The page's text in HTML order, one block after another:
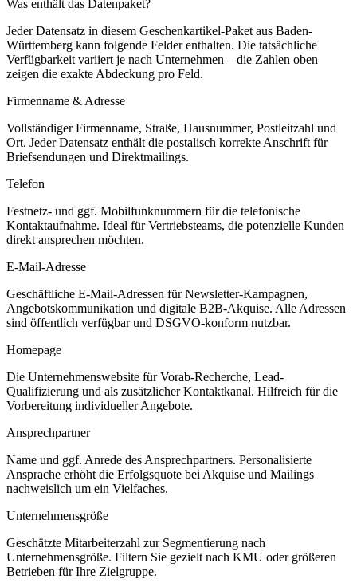
Was enthält das Datenpaket?
Jeder Datensatz in diesem Geschenkartikel-Paket aus Baden-
Württemberg kann folgende Felder enthalten. Die tatsächliche
Verfügbarkeit variiert je nach Unternehmen – die Zahlen oben
zeigen die exakte Abdeckung pro Feld.
Firmenname & Adresse
Vollständiger Firmenname, Straße, Hausnummer, Postleitzahl und
Ort. Jeder Datensatz enthält die postalisch korrekte Anschrift für
Briefsendungen und Direktmailings.
Telefon
Festnetz- und ggf. Mobilfunknummern für die telefonische
Kontaktaufnahme. Ideal für Vertriebsteams, die potenzielle Kunden
direkt ansprechen möchten.
E-Mail-Adresse
Geschäftliche E-Mail-Adressen für Newsletter-Kampagnen,
Angebotskommunikation und digitale B2B-Akquise. Alle Adressen
sind öffentlich verfügbar und DSGVO-konform nutzbar.
Homepage
Die Unternehmenswebsite für Vorab-Recherche, Lead-
Qualifizierung und als zusätzlicher Kontaktkanal. Hilfreich für die
Vorbereitung individueller Angebote.
Ansprechpartner
Name und ggf. Anrede des Ansprechpartners. Personalisierte
Ansprache erhöht die Erfolgsquote bei Akquise und Mailings
nachweislich um ein Vielfaches.
Unternehmensgröße
Geschätzte Mitarbeiterzahl zur Segmentierung nach
Unternehmensgröße. Filtern Sie gezielt nach KMU oder größeren
Betrieben für Ihre Zielgruppe.